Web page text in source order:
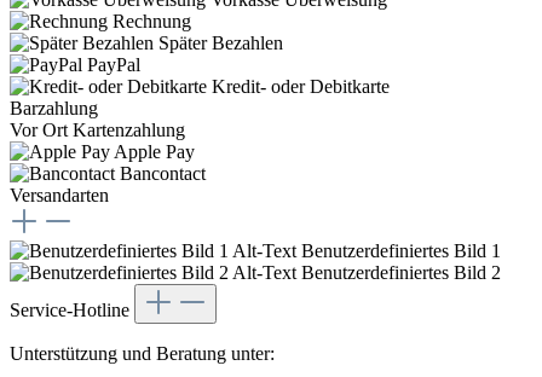
Rechnung
Später Bezahlen
PayPal
Kredit- oder Debitkarte
Barzahlung
Vor Ort Kartenzahlung
Apple Pay
Bancontact
Versandarten
Benutzerdefiniertes Bild 1
Benutzerdefiniertes Bild 2
Service-Hotline
Unterstützung und Beratung unter: